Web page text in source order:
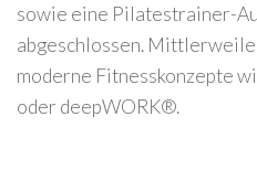
sowie eine Pilatestrainer-
abgeschlossen.
moderne Fitnesskonzepte
oder deepWORK®.